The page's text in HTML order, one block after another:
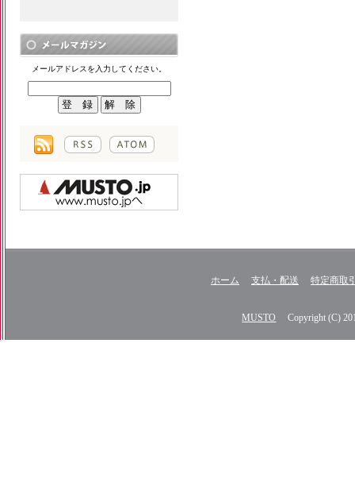
メールアドレスを入力してください。
ホーム 支払・配送 特定商取
MUSTO Copyright (C)